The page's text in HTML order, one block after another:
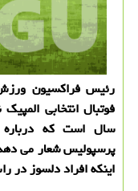
رئیس فراکسیون
سال است که
پرسپولیس شعار می
اینکه افراد دلسوز